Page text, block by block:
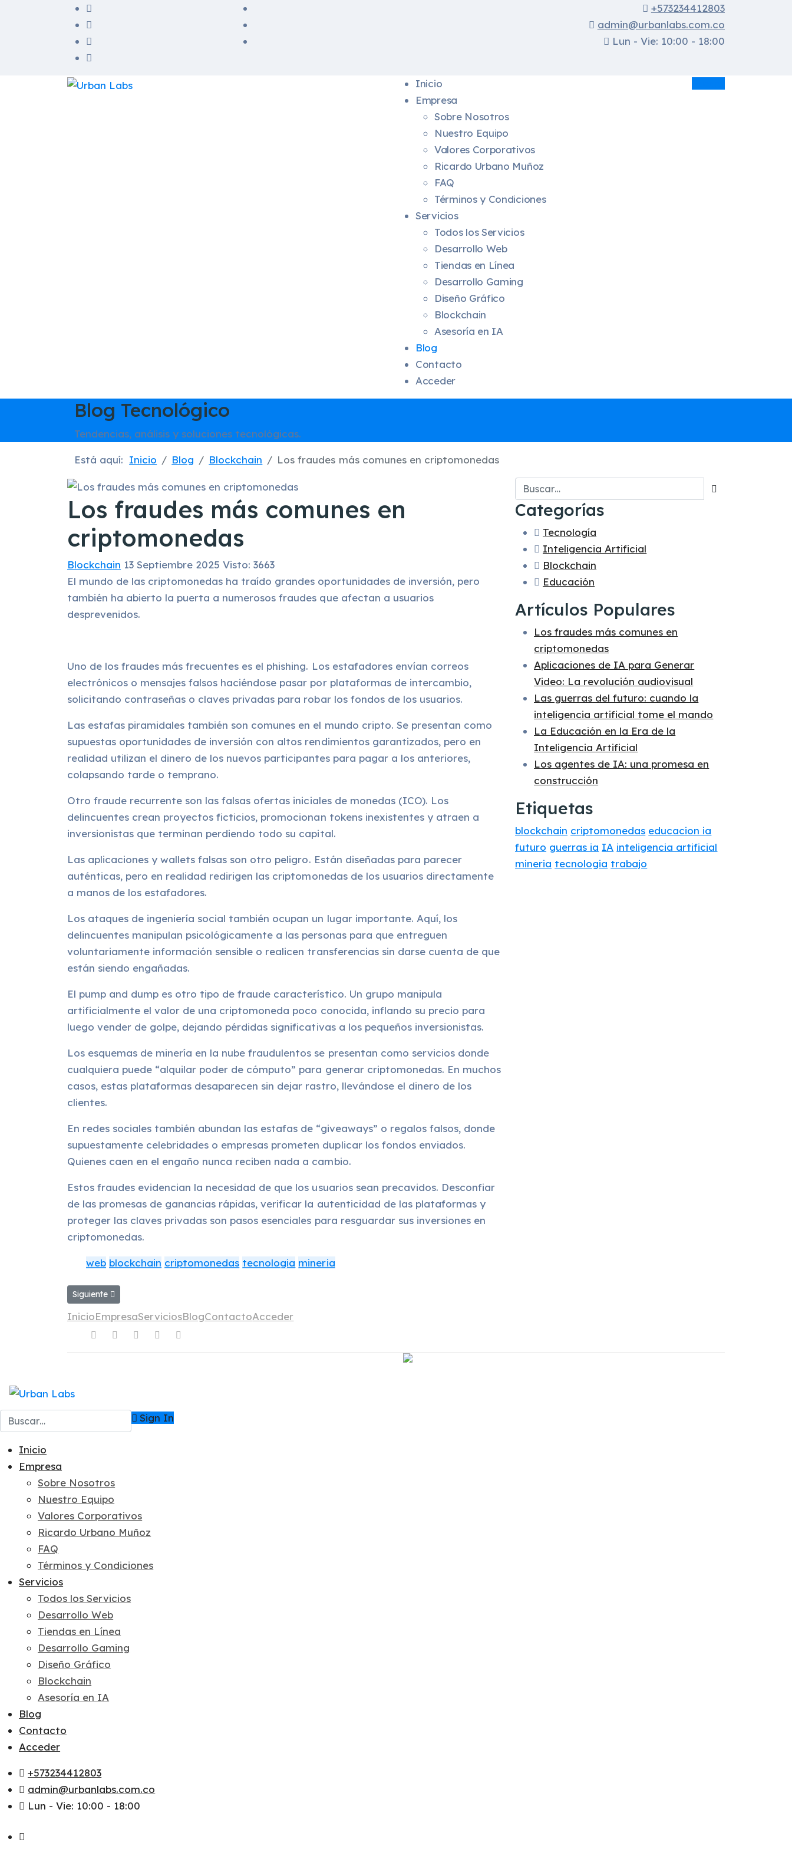
+573234412803
admin@urbanlabs.com.co
Lun - Vie: 10:00 - 18:00
Inicio
Empresa
Sobre Nosotros
Nuestro Equipo
Valores Corporativos
Ricardo Urbano Muñoz
FAQ
Términos y Condiciones
Servicios
Todos los Servicios
Desarrollo Web
Tiendas en Línea
Desarrollo Gaming
Diseño Gráfico
Blockchain
Asesoría en IA
Blog
Contacto
Acceder
Blog Tecnológico
Tendencias, análisis y soluciones tecnológicas.
Está aquí: Inicio Blog Blockchain Los fraudes más comunes en criptomonedas
Los fraudes más comunes en
criptomonedas
Blockchain 13 Septiembre 2025Visto: 3663
El mundo de las criptomonedas ha traído grandes oportunidades de inversión, pero
también ha abierto la puerta a numerosos fraudes que afectan a usuarios
desprevenidos.
Uno de los fraudes más frecuentes es el phishing. Los estafadores envían correos
electrónicos o mensajes falsos haciéndose pasar por plataformas de intercambio,
solicitando contraseñas o claves privadas para robar los fondos de los usuarios.
Las estafas piramidales también son comunes en el mundo cripto. Se presentan como
supuestas oportunidades de inversión con altos rendimientos garantizados, pero en
realidad utilizan el dinero de los nuevos participantes para pagar a los anteriores,
colapsando tarde o temprano.
Otro fraude recurrente son las falsas ofertas iniciales de monedas (ICO). Los
delincuentes crean proyectos ficticios, promocionan tokens inexistentes y atraen a
inversionistas que terminan perdiendo todo su capital.
Las aplicaciones y wallets falsas son otro peligro. Están diseñadas para parecer
auténticas, pero en realidad redirigen las criptomonedas de los usuarios directamente
a manos de los estafadores.
Los ataques de ingeniería social también ocupan un lugar importante. Aquí, los
delincuentes manipulan psicológicamente a las personas para que entreguen
voluntariamente información sensible o realicen transferencias sin darse cuenta de que
están siendo engañadas.
El pump and dump es otro tipo de fraude característico. Un grupo manipula
artificialmente el valor de una criptomoneda poco conocida, inflando su precio para
luego vender de golpe, dejando pérdidas significativas a los pequeños inversionistas.
Los esquemas de minería en la nube fraudulentos se presentan como servicios donde
cualquiera puede “alquilar poder de cómputo” para generar criptomonedas. En muchos
casos, estas plataformas desaparecen sin dejar rastro, llevándose el dinero de los
clientes.
En redes sociales también abundan las estafas de “giveaways” o regalos falsos, donde
supuestamente celebridades o empresas prometen duplicar los fondos enviados.
Quienes caen en el engaño nunca reciben nada a cambio.
Estos fraudes evidencian la necesidad de que los usuarios sean precavidos. Desconfiar
de las promesas de ganancias rápidas, verificar la autenticidad de las plataformas y
proteger las claves privadas son pasos esenciales para resguardar sus inversiones en
criptomonedas.
web blockchain criptomonedas tecnologia mineria
Artículo siguiente: Minería de Criptomonedas: Lo que realmente ocurre detrás del dinero digital
Siguiente
Buscar
Categorías
Tecnología
Inteligencia Artificial
Blockchain
Educación
Artículos Populares
Los fraudes más comunes en
criptomonedas
Aplicaciones de IA para Generar
Video: La revolución audiovisual
Las guerras del futuro: cuando la
inteligencia artificial tome el mando
La Educación en la Era de la
Inteligencia Artificial
Los agentes de IA: una promesa en
construcción
Etiquetas
blockchain criptomonedas educacion ia
futuro guerras ia IA inteligencia artificial
mineria tecnologia trabajo
InicioEmpresaServiciosBlogContactoAcceder
Buscar Sign In
Inicio
Empresa
Sobre Nosotros
Nuestro Equipo
Valores Corporativos
Ricardo Urbano Muñoz
FAQ
Términos y Condiciones
Servicios
Todos los Servicios
Desarrollo Web
Tiendas en Línea
Desarrollo Gaming
Diseño Gráfico
Blockchain
Asesoría en IA
Blog
Contacto
Acceder
+573234412803
admin@urbanlabs.com.co
Lun - Vie: 10:00 - 18:00